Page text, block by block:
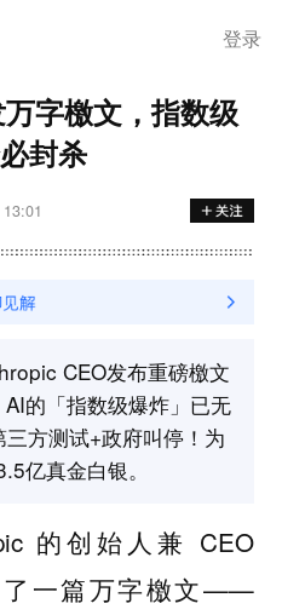
登录
字檄文，指数级
封杀
CEO发布重磅檄文
AI的「指数级爆炸」已无
方测试+政府叫停！为
亿真金白银。
的创始人兼 CEO
了一篇万字檄文——